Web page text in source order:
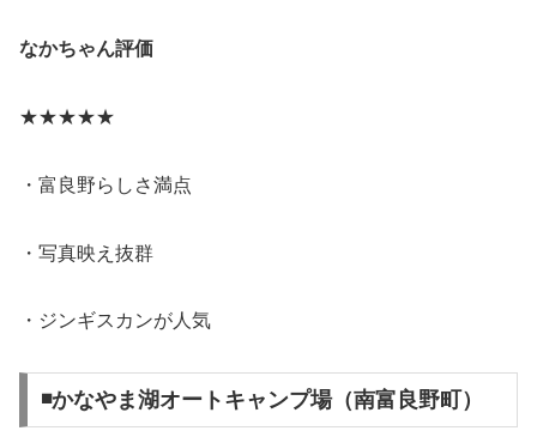
なかちゃん評価
★★★★★
・富良野らしさ満点
・写真映え抜群
・ジンギスカンが人気
◾️かなやま湖オートキャンプ場（南富良野町）